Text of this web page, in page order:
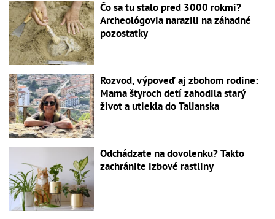
Čo sa tu stalo pred 3000 rokmi?
Archeológovia narazili na záhadné
pozostatky
Rozvod, výpoveď aj zbohom rodine:
Mama štyroch detí zahodila starý
život a utiekla do Talianska
Odchádzate na dovolenku? Takto
zachránite izbové rastliny